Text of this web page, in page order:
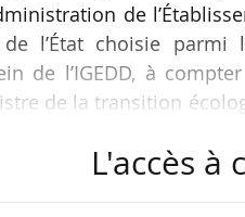
de
de l’État choisie parmi
de l’IGEDD, à
de la transition
de présidente du
L'accès à